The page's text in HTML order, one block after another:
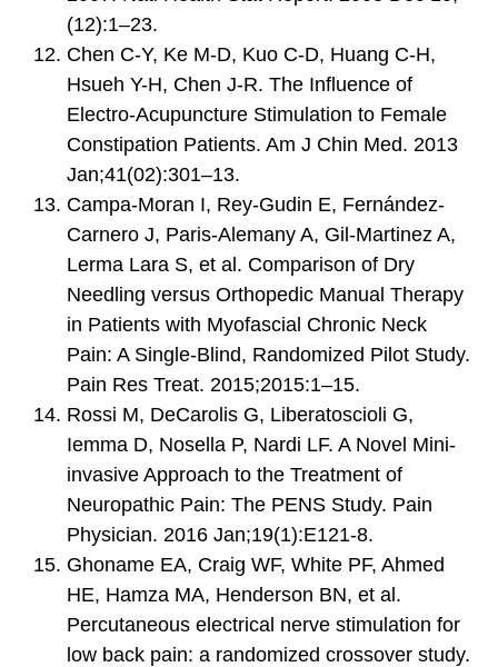
(12):1–23.
Chen C-Y, Ke M-D, Kuo C-D, Huang C-H,
Hsueh Y-H, Chen J-R. The Influence of
Electro-Acupuncture Stimulation to Female
Constipation Patients. Am J Chin Med. 2013
Jan;41(02):301–13.
Campa-Moran I, Rey-Gudin E, Fernández-
Carnero J, Paris-Alemany A, Gil-Martinez A,
Lerma Lara S, et al. Comparison of Dry
Needling versus Orthopedic Manual Therapy
in Patients with Myofascial Chronic Neck
Pain: A Single-Blind, Randomized Pilot Study.
Pain Res Treat. 2015;2015:1–15.
Rossi M, DeCarolis G, Liberatoscioli G,
Iemma D, Nosella P, Nardi LF. A Novel Mini-
invasive Approach to the Treatment of
Neuropathic Pain: The PENS Study. Pain
Physician. 2016 Jan;19(1):E121-8.
Ghoname EA, Craig WF, White PF, Ahmed
HE, Hamza MA, Henderson BN, et al.
Percutaneous electrical nerve stimulation for
low back pain: a randomized crossover study.